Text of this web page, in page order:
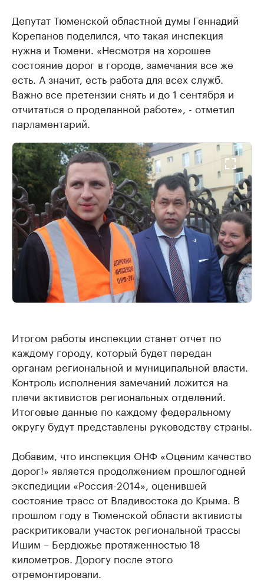
Депутат Тюменской областной думы Геннадий
Корепанов поделился, что такая инспекция
нужна и Тюмени. «Несмотря на хорошее
состояние дорог в городе, замечания все же
есть. А значит, есть работа для всех служб.
Важно все претензии снять и до 1 сентября и
отчитаться о проделанной работе», - отметил
парламентарий.
Итогом работы инспекции станет отчет по
каждому городу, который будет передан
органам региональной и муниципальной власти.
Контроль исполнения замечаний ложится на
плечи активистов региональных отделений.
Итоговые данные по каждому федеральному
округу будут представлены руководству страны.
Добавим, что инспекция ОНФ «Оценим качество
дорог!» является продолжением прошлогодней
экспедиции «Россия-2014», оценившей
состояние трасс от Владивостока до Крыма. В
прошлом году в Тюменской области активисты
раскритиковали участок региональной трассы
Ишим – Бердюжье протяженностью 18
километров. Дорогу после этого
отремонтировали.